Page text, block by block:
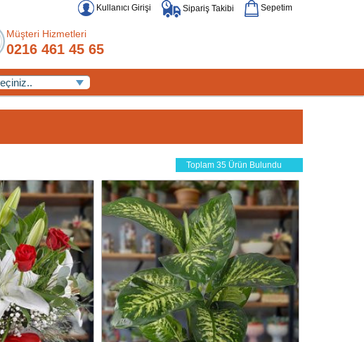
Kullanıcı Girişi Sipariş Takibi Sepetim
Müşteri Hizmetleri
0216 461 45 65
Toplam 35 Ürün Bulundu